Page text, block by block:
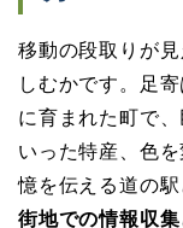
移動の段取りが
しむかです。足
に育まれた町で
いった特産、色
憶を伝える道の
街地での情報収